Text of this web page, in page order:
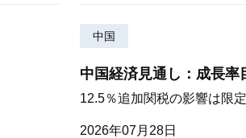
中国
中国経済見通し：成長率
12.5％追加関税の影響は限
2026年07月28日